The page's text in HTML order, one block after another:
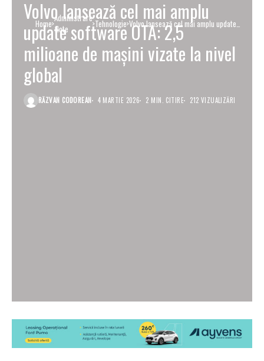
Home Administrare
flote
Tehnologie Volvo lansează cel mai amplu update
software OTA: 2,5 milioane de mașini
vizate la nivel global
Volvo lansează cel mai amplu
update software OTA: 2,5
milioane de mașini vizate la nivel
global
RĂZVAN CODOREAN 4 MARTIE 2026 2 MIN. CITIRE 212 VIZUALIZĂRI